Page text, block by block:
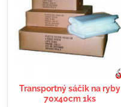
Transportný sáčik na ryby
70x40cm 1ks